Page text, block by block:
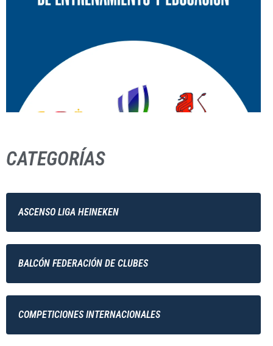
CATEGORÍAS
ASCENSO LIGA HEINEKEN
BALCÓN FEDERACIÓN DE CLUBES
COMPETICIONES INTERNACIONALES